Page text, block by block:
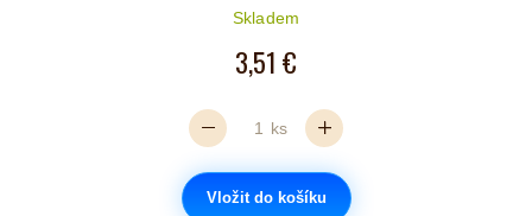
Počet hvězdiček je 5 z 5
Skladem
3,51 €
ks
Vložit do košíku